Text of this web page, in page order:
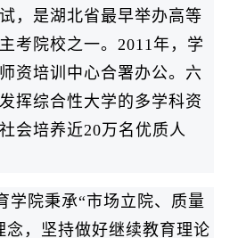
，是湖北省最早举办高等
考院校之一。2011年，学
资培训中心合署办公。六
挥综合性大学的多学科资
会培养近20万名优质人
学院秉承“市场立院、质量
念，坚持做好继续教育理论